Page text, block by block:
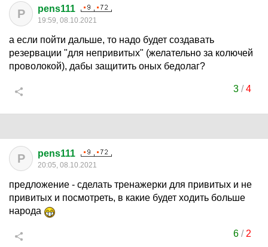
P pens111
19:59, 08.10.2021
а если пойти дальше, то надо будет создавать
резервации "для непривитых" (желательно за колючей
проволокой), дабы защитить оных бедолаг?
3/4
P pens111
20:05, 08.10.2021
предложение - сделать тренажерки для привитых и не
привитых и посмотреть, в какие будет ходить больше
народа
6/ 2